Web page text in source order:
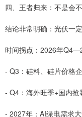
四、王者归来：不是会
结论非常明确：光伏一
时间拐点：2026年
- Q3：硅料、硅片价格
- Q4：海外旺季+国内
- 2027年：AI绿电需求